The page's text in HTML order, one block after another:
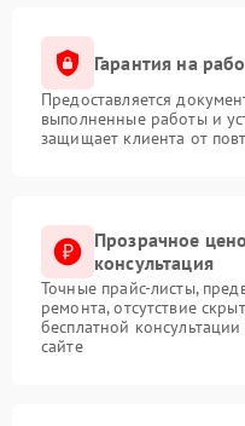
Гарантия на
Предоставляется
выполненные работы и
защищает клиента от
Прозрачное
консультация
Точные прайс-листы,
ремонта, отсутствие
бесплатной
сайте